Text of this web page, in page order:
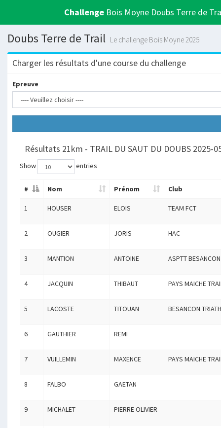
Challenge Bois Moyne Doubs Terre de
Doubs Terre de Trail Le challenge Bois Moyne 2025
Charger les résultats d'une course du challenge
Epreuve
Résultats 21km - TRAIL DU SAUT DU DOUBS 2025-
Show entries
# Nom Prénom Club
1 HOUSER ELOIS TEAM FCT
2 OUGIER JORIS HAC
3 MANTION ANTOINE ASPTT BESANCON
4 JACQUIN THIBAUT PAYS MAICHE
5 LACOSTE TITOUAN BESANCON
6 GAUTHIER REMI
7 VUILLEMIN MAXENCE PAYS MAICHE
8 FALBO GAETAN
9 MICHALET PIERRE OLIVIER